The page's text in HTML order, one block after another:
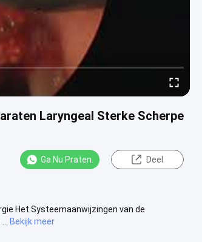
Laryngeal Sterke Scherpe
Ga Nu Praten. Deel
Het Systeemaanwijzingen van de
Bekijk meer